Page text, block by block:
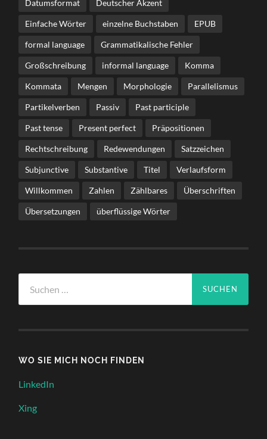
Datumsformat Deutscher Akzent
Einfache Wörter einzelne Buchstaben EPUB
formal language Grammatikalische Fehler
Großschreibung informal language Komma
Kommata Mengen Morphologie Parallelismus
Partikelverben Passiv Past participle
Past tense Present perfect Präpositionen
Rechtschreibung Redewendungen Satzzeichen
Subjunctive Substantive Titel Verlaufsform
Willkommen Zahlen Zählbares Überschriften
Übersetzungen überflüssige Wörter
nach:
WO SIE MICH NOCH FINDEN
LinkedIn
Xing